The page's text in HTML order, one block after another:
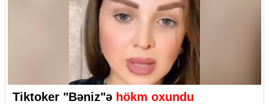
Tiktoker "Bəniz"ə hökm oxundu